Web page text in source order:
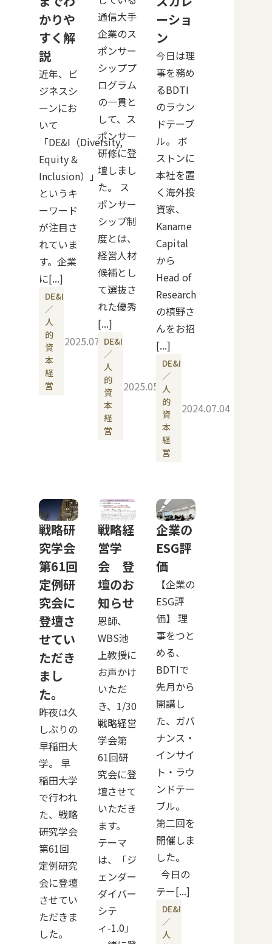
かりや
すく解
説
近年、ビ
ジネスシ
ーンにお
いて
「DE&I（Diversity,
Equity &
Inclusion）」
というキ
ーワード
が注目さ
れていま
す。企業
に[...]
DE&I
／
人
的
資
本
経
営
2025.07.10
通信大手
企業のス
ポンサー
シッププ
ログラム
の一貫と
して、ス
ポンサー
研修に登
壇しまし
た。 ス
ポンサー
シップ制
度とは、
経営人材
候補とし
て選抜さ
れた優秀
[...]
DE&I
／
人
的
資
本
経
営
2025.05.22
ーショ
ン
今日は理
事を務め
るBDTI
のラウン
ドテーブ
ル。 ボ
ストンに
本社を置
く海外投
資家、
Kaname
Capital
から
Head of
Research
の槙野さ
んをお招
[...]
DE&I
／
人
的
資
本
経
営
2024.07.04
戦略研
究学会
第61回
定例研
究会に
登壇さ
せてい
ただき
まし
た。
昨夜は久
しぶりの
早稲田大
学。 早
稲田大学
で行われ
た、戦略
研究学会
第61回
定例研究
会に登壇
させてい
ただきま
した。
戦略経
営学
会 登
壇のお
知らせ
恩師、
WBS池
上教授に
お声かけ
いただ
き、1/30
戦略経営
学会第
61回研
究会に登
壇させて
いただき
ます。
テーマ
は、「ジ
ェンダー
ダイバー
シテ
ィ-1.0」
企業の
ESG評
価
【企業の
ESG評
価】 理
事をつと
める、
BDTIで
先月から
開講し
た、ガバ
ナンス・
インサイ
ト・ラウ
ンドテー
ブル。
第二回を
開催しま
した。
今日の
テー[...]
DE&I
／
人